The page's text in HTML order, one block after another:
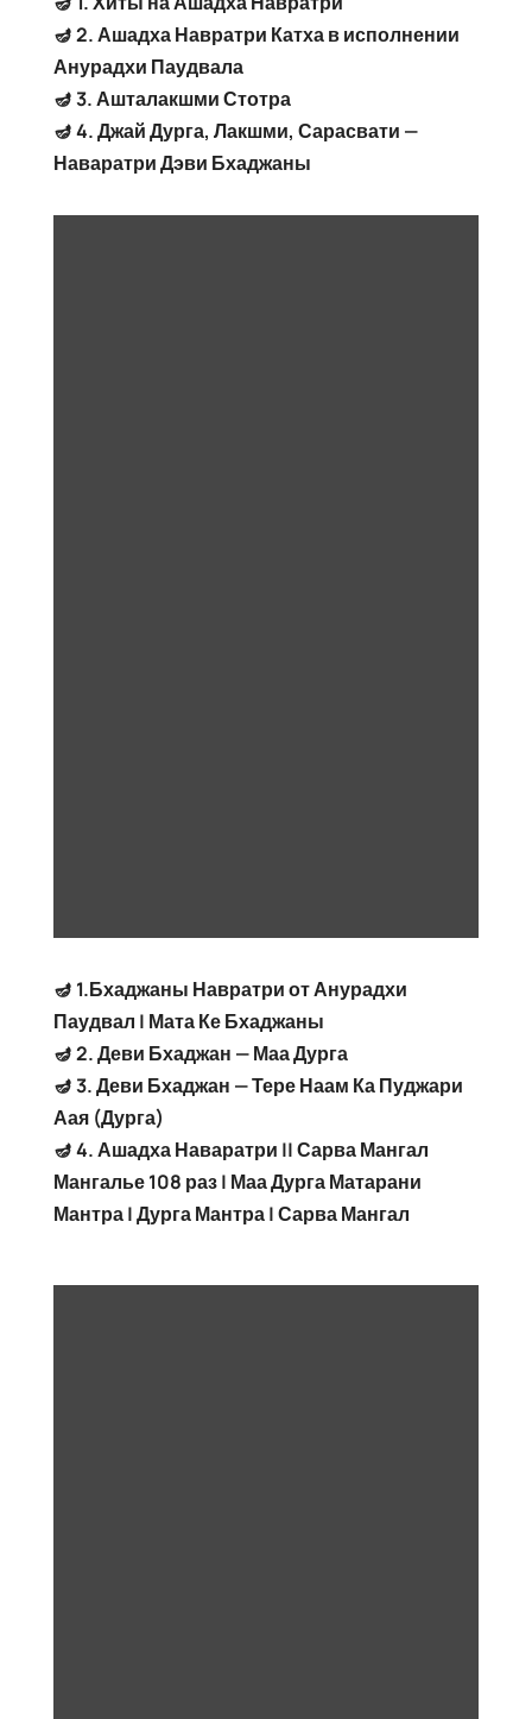
🪔 2. Ашадха Навратри Катха в исполнении
Анурадхи Паудвала
🪔 3. Ашталакшми Стотра
🪔 4. Джай Дурга, Лакшми, Сарасвати —
Наваратри Дэви Бхаджаны
🪔 1.Бхаджаны Навратри от Анурадхи
Паудвал | Мата Ке Бхаджаны
🪔 2. Деви Бхаджан — Маа Дурга
🪔 3. Деви Бхаджан — Тере Наам Ка Пуджари
Аая (Дурга)
🪔 4. Ашадха Наваратри || Сарва Мангал
Мангалье 108 раз | Маа Дурга Матарани
Мантра | Дурга Мантра | Сарва Мангал